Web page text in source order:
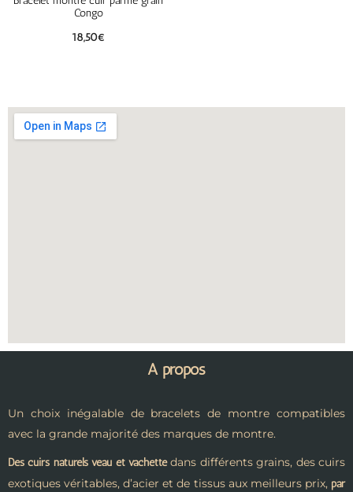
Congo
18,50€
A propos
Un choix inégalable de bracelets de montre compatibles
avec la grande majorité des marques de montre.
Des cuirs naturels veau et vachettedans différents grains, des cuirs
exotiques véritables, d’acier et de tissus aux meilleurs prix, par